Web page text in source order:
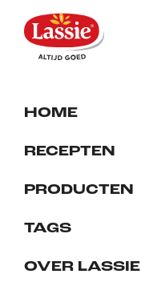
HOME
RECEPTEN
PRODUCTEN
TAGS
OVER LASSIE